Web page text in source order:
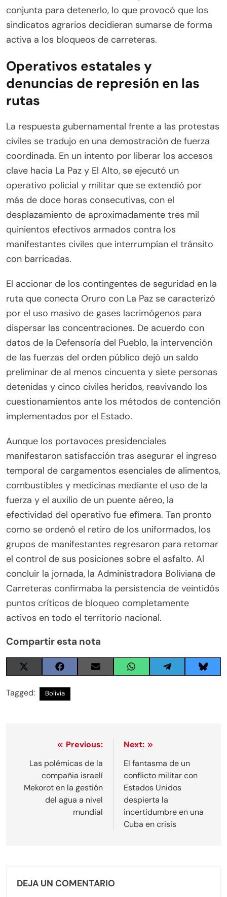
conjunta para detenerlo, lo que provocó que los
sindicatos agrarios decidieran sumarse de forma
activa a los bloqueos de carreteras.
Operativos estatales y
denuncias de represión en las
rutas
La respuesta gubernamental frente a las protestas
civiles se tradujo en una demostración de fuerza
coordinada. En un intento por liberar los accesos
clave hacia La Paz y El Alto, se ejecutó un
operativo policial y militar que se extendió por
más de doce horas consecutivas, con el
desplazamiento de aproximadamente tres mil
quinientos efectivos armados contra los
manifestantes civiles que interrumpían el tránsito
con barricadas.
El accionar de los contingentes de seguridad en la
ruta que conecta Oruro con La Paz se caracterizó
por el uso masivo de gases lacrimógenos para
dispersar las concentraciones. De acuerdo con
datos de la Defensoría del Pueblo, la intervención
de las fuerzas del orden público dejó un saldo
preliminar de al menos cincuenta y siete personas
detenidas y cinco civiles heridos, reavivando los
cuestionamientos ante los métodos de contención
implementados por el Estado.
Aunque los portavoces presidenciales
manifestaron satisfacción tras asegurar el ingreso
temporal de cargamentos esenciales de alimentos,
combustibles y medicinas mediante el uso de la
fuerza y el auxilio de un puente aéreo, la
efectividad del operativo fue efímera. Tan pronto
como se ordenó el retiro de los uniformados, los
grupos de manifestantes regresaron para retomar
el control de sus posiciones sobre el asfalto. Al
concluir la jornada, la Administradora Boliviana de
Carreteras confirmaba la persistencia de veintidós
puntos críticos de bloqueo completamente
activos en todo el territorio nacional.
Compartir esta nota
Share
on
X
(Twitter)
Share
on
Facebook
Share
on
Share
on
Share
on
Share
on
Tagged: Bolivia
Navegación
de
entradas
Previous:
Las polémicas de la
compañia israelí
Mekorot en la gestión
del agua a nivel
mundial
Next:
El fantasma de un
conflicto militar con
Estados Unidos
despierta la
incertidumbre en una
Cuba en crisis
DEJA UN COMENTARIO